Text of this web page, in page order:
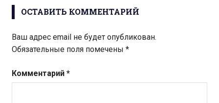
ОСТАВИТЬ КОММЕНТАРИЙ
Ваш адрес email не будет опубликован.
Обязательные поля помечены *
Комментарий *